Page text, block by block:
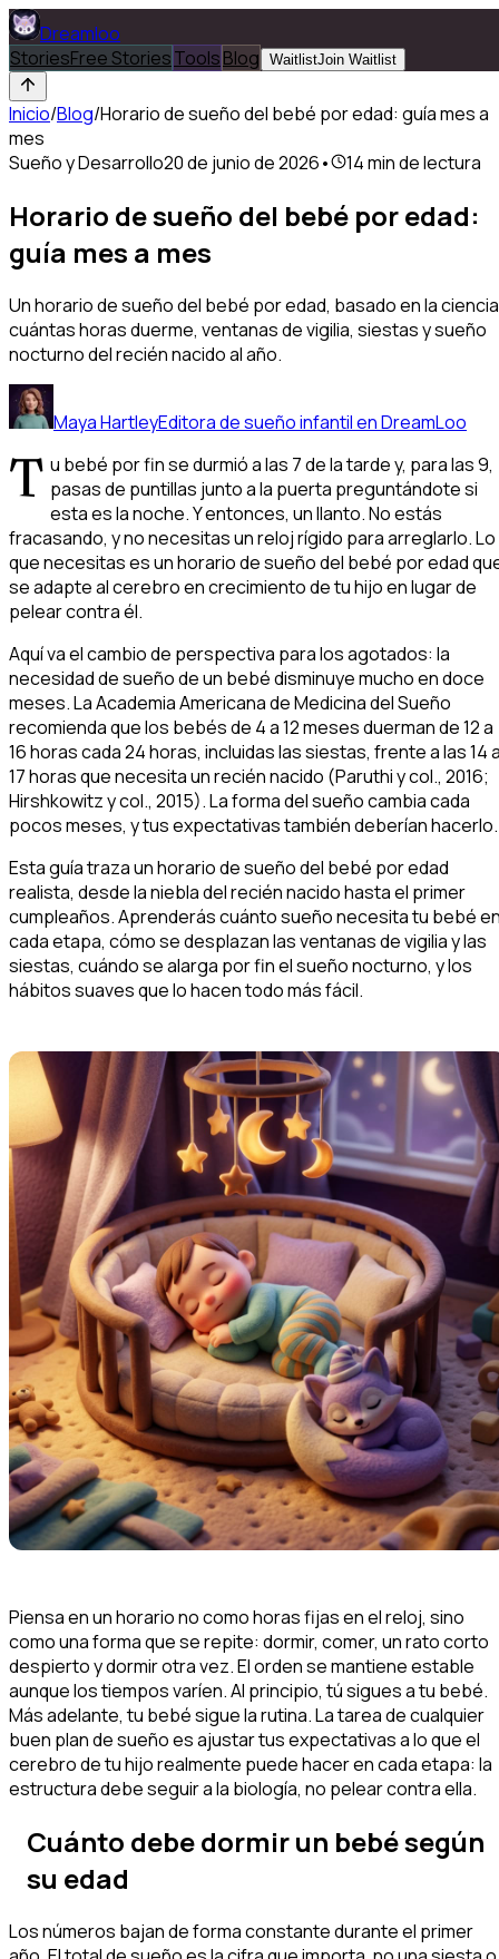
Dreamloo
StoriesFree StoriesToolsBlog WaitlistJoin Waitlist
Inicio/Blog/Horario de sueño del bebé por edad: guía mes a
mes
Sueño y Desarrollo20 de junio de 2026• 14min de lectura
Horario de sueño del bebé por edad:
guía mes a mes
Un horario de sueño del bebé por edad, basado en la
cuántas horas duerme, ventanas de vigilia, siestas y sueño
nocturno del recién nacido al año.
Maya HartleyEditora de sueño infantil en DreamLoo
T u bebé por fin se durmió a las 7 de la tarde y, para las 9,
pasas de puntillas junto a la puerta preguntándote si
esta es la noche. Y entonces, un llanto. No estás
fracasando, y no necesitas un reloj rígido para arreglarlo. Lo
que necesitas es un horario de sueño del bebé por edad
se adapte al cerebro en crecimiento de tu hijo en lugar de
pelear contra él.
Aquí va el cambio de perspectiva para los agotados: la
necesidad de sueño de un bebé disminuye mucho en doce
meses. La Academia Americana de Medicina del Sueño
recomienda que los bebés de 4 a 12 meses duerman de 12 a
16 horas cada 24 horas, incluidas las siestas, frente a las 14
17 horas que necesita un recién nacido (Paruthi y col., 2016;
Hirshkowitz y col., 2015). La forma del sueño cambia cada
pocos meses, y tus expectativas también deberían hacerlo.
Esta guía traza un horario de sueño del bebé por edad
realista, desde la niebla del recién nacido hasta el primer
cumpleaños. Aprenderás cuánto sueño necesita tu bebé
cada etapa, cómo se desplazan las ventanas de vigilia y las
siestas, cuándo se alarga por fin el sueño nocturno, y los
hábitos suaves que lo hacen todo más fácil.
Piensa en un horario no como horas fijas en el reloj, sino
como una forma que se repite: dormir, comer, un rato corto
despierto y dormir otra vez. El orden se mantiene estable
aunque los tiempos varíen. Al principio, tú sigues a tu bebé.
Más adelante, tu bebé sigue la rutina. La tarea de cualquier
buen plan de sueño es ajustar tus expectativas a lo que el
cerebro de tu hijo realmente puede hacer en cada etapa: la
estructura debe seguir a la biología, no pelear contra ella.
Cuánto debe dormir un bebé según
su edad
Los números bajan de forma constante durante el primer